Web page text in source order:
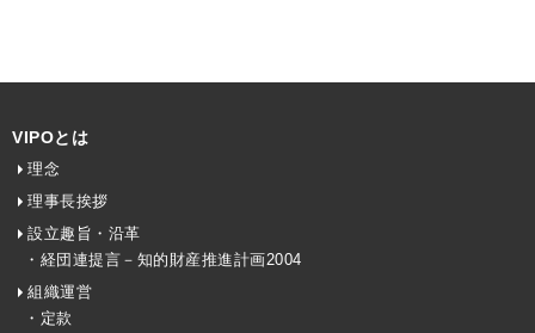
VIPOとは
理念
理事長挨拶
設立趣旨・沿革
・経団連提言－知的財産推進計画2004
組織運営
・定款